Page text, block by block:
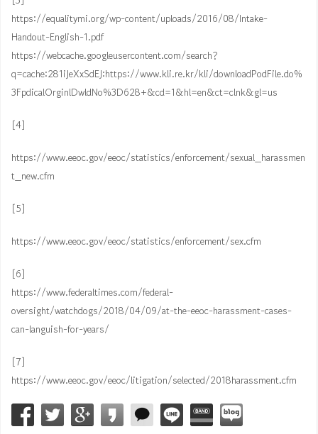
https://equalitymi.org/wp-content/uploads/2016/08/Intake-
Handout-English-1.pdf
https://webcache.googleusercontent.com/search?
q=cache:281iJeXxSdEJ:https://www.kli.re.kr/kli/downloadPodFile.do%
3FpdicalOrginlDwldNo%3D628+&cd=1&hl=en&ct=clnk&gl=us
[4]
https://www.eeoc.gov/eeoc/statistics/enforcement/sexual_harassmen
t_new.cfm
[5]
https://www.eeoc.gov/eeoc/statistics/enforcement/sex.cfm
[6]
https://www.federaltimes.com/federal-
oversight/watchdogs/2018/04/09/at-the-eeoc-harassment-cases-
can-languish-for-years/
[7]
https://www.eeoc.gov/eeoc/litigation/selected/2018harassment.cfm